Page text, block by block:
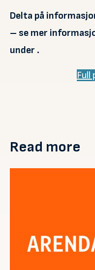
Delta på
– se mer
under .
Full
Read more